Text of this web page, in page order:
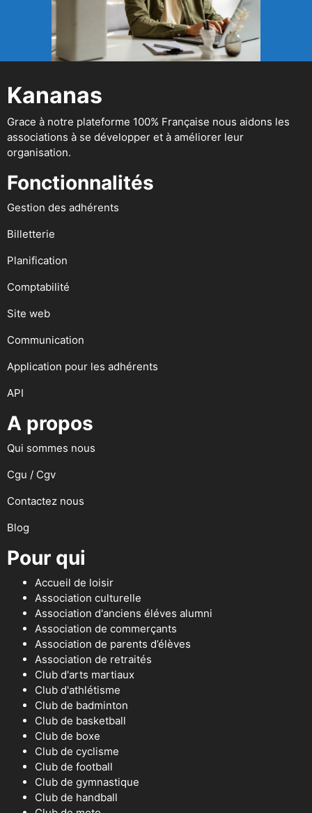
Kananas
Grace à notre plateforme 100% Française nous aidons les
associations à se développer et à améliorer leur
organisation.
Fonctionnalités
Gestion des adhérents
Billetterie
Planification
Comptabilité
Site web
Communication
Application pour les adhérents
API
A propos
Qui sommes nous
Cgu / Cgv
Contactez nous
Blog
Pour qui
Accueil de loisir
Association culturelle
Association d'anciens éléves alumni
Association de commerçants
Association de parents d’élèves
Association de retraités
Club d'arts martiaux
Club d'athlétisme
Club de badminton
Club de basketball
Club de boxe
Club de cyclisme
Club de football
Club de gymnastique
Club de handball